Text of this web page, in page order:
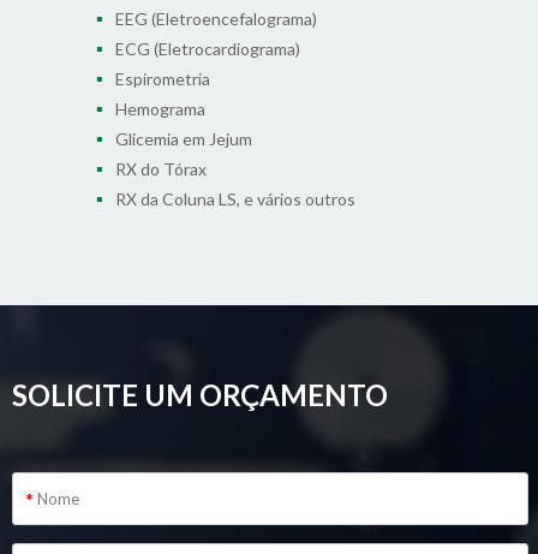
EEG (Eletroencefalograma)
ECG (Eletrocardiograma)
Espirometria
Hemograma
Glicemia em Jejum
RX do Tórax
RX da Coluna LS, e vários outros
SOLICITE UM ORÇAMENTO